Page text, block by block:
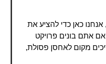
כאן כדי להציע את
אתם בונים פרויקט
מקום לאחסן פסולת,